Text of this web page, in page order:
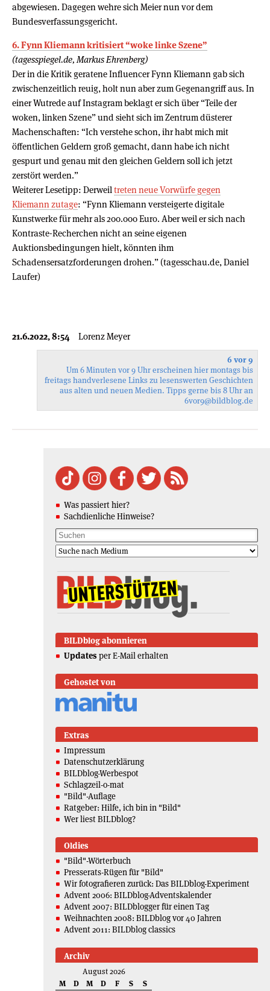
abgewiesen. Dagegen wehre sich Meier nun vor dem
Bundesverfassungsgericht.
6. Fynn Kliemann kritisiert “woke linke Szene”
(tagesspiegel.de, Markus Ehrenberg)
Der in die Kritik geratene Influencer Fynn Kliemann gab sich
zwischenzeitlich reuig, holt nun aber zum Gegenangriff aus. In
einer Wutrede auf Instagram beklagt er sich über “Teile der
woken, linken Szene” und sieht sich im Zentrum düsterer
Machenschaften: “Ich verstehe schon, ihr habt mich mit
öffentlichen Geldern groß gemacht, dann habe ich nicht
gespurt und genau mit den gleichen Geldern soll ich jetzt
zerstört werden.”
Weiterer Lesetipp: Derweil treten neue Vorwürfe gegen
Kliemann zutage: “Fynn Kliemann versteigerte digitale
Kunstwerke für mehr als 200.000 Euro. Aber weil er sich nach
Kontraste-Recherchen nicht an seine eigenen
Auktionsbedingungen hielt, könnten ihm
Schadensersatzforderungen drohen.” (tagesschau.de, Daniel
Laufer)
21.6.2022, 8:54 Lorenz Meyer
6 vor 9
Um 6 Minuten vor 9 Uhr erscheinen hier montags bis
freitags handverlesene Links zu lesenswerten Geschichten
aus alten und neuen Medien. Tipps gerne bis 8 Uhr an
6vor9@bildblog.de
Was passiert hier?
Sachdienliche Hinweise?
BILDblog abonnieren
Updates per E-Mail erhalten
Gehostet von
Extras
Impressum
Datenschutzerklärung
BILDblog-Werbespot
Schlagzeil-o-mat
"Bild"-Auflage
Ratgeber: Hilfe, ich bin in "Bild"
Wer liest BILDblog?
Oldies
"Bild"-Wörterbuch
Presserats-Rügen für "Bild"
Wir fotografieren zurück: Das BILDblog-Experiment
Advent 2006: BILDblog-Adventskalender
Advent 2007: BILDblogger für einen Tag
Weihnachten 2008: BILDblog vor 40 Jahren
Advent 2011: BILDblog classics
Archiv
August 2026
M
D M D F S
S